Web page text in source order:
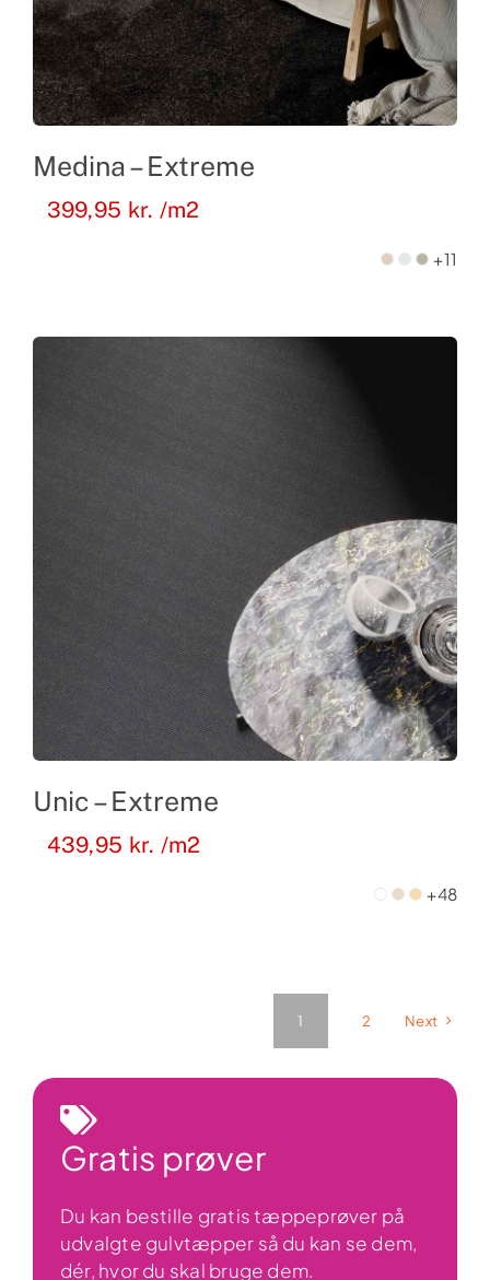
Medina – Extreme
399,95 kr. /m2
+11
Unic – Extreme
439,95 kr. /m2
+48
1 2 Next
Gratis prøver
Du kan bestille gratis tæppeprøver på
udvalgte gulvtæpper så du kan se dem,
dér, hvor du skal bruge dem.